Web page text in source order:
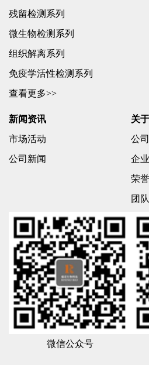
残留检测系列
微生物检测系列
组织解离系列
免疫学活性检测系列
查看更多>>
新闻资讯
市场活动
公司新闻
关
公
企
荣
团
微信公众号